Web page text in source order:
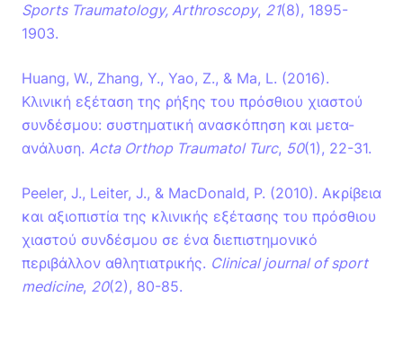
Sports Traumatology, Arthroscopy, 21(8), 1895-
1903.
Huang, W., Zhang, Y., Yao, Z., & Ma, L. (2016).
Κλινική εξέταση της ρήξης του πρόσθιου χιαστού
συνδέσμου: συστηματική ανασκόπηση και μετα-
ανάλυση. Acta Orthop Traumatol Turc, 50(1), 22-31.
Peeler, J., Leiter, J., & MacDonald, P. (2010). Ακρίβεια
και αξιοπιστία της κλινικής εξέτασης του πρόσθιου
χιαστού συνδέσμου σε ένα διεπιστημονικό
περιβάλλον αθλητιατρικής. Clinical journal of sport
medicine, 20(2), 80-85.